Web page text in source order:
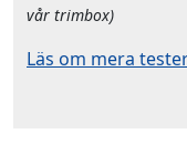
vår trimbox)
Läs om mera